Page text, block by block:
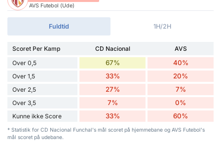
AVS Futebol (Ude)
Fuldtid 1H/2H
Scoret Per Kamp CD Nacional
AVS
Over 0,5
67% 40%
Over 1,5 33% 20%
Over 2,5 27% 7%
Over 3,5 7% 0%
Kunne ikke Score 33% 60%
* Statistik for CD Nacional Funchal's mål scoret på hjemmebane og AVS Futebol's
mål scoret på udebane.